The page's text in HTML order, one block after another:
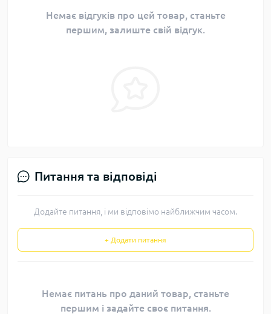
Немає відгуків про цей товар, станьте
першим, залиште свій відгук.
Питання та відповіді
Додайте питання, і ми відповімо найближчим часом.
+ Додати питання
Немає питань про даний товар, станьте
першим і задайте своє питання.